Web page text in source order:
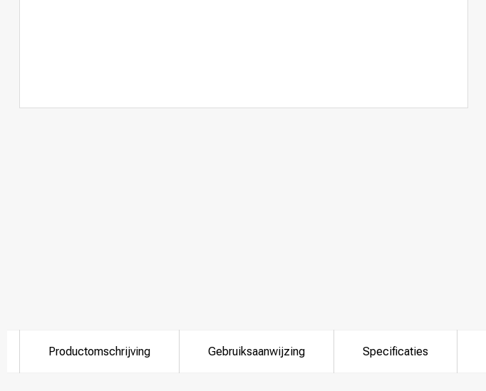
Productomschrijving Gebruiksaanwijzing Specificaties